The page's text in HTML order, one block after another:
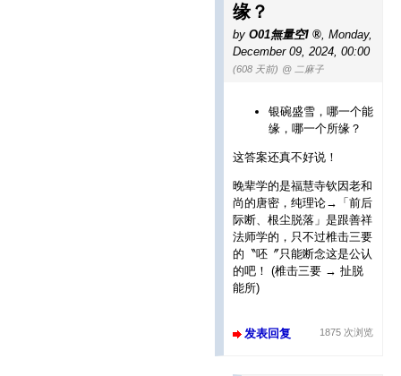
缘？
by O01無量空I
Monday,
December 09, 2024, 00:00
(608 天前) @ 二麻子
银碗盛雪，哪一个能
缘，哪一个所缘？
这答案还真不好说！
晚辈学的是福慧寺钦因老和
尚的唐密，纯理论→「前后
际断、根尘脱落」是跟善祥
法师学的，只不过椎击三要
的〝呸〞只能断念这是公认
的吧！ (椎击三要 → 扯脱
能所)
发表回复 1875 次浏览